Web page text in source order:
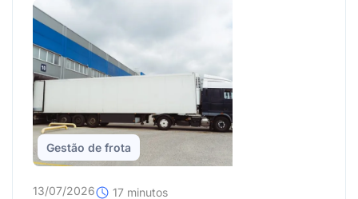
Gestão de frota
13/07/2026 17 minutos